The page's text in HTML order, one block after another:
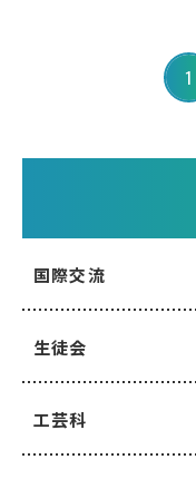
1
国際交流
生徒会
工芸科